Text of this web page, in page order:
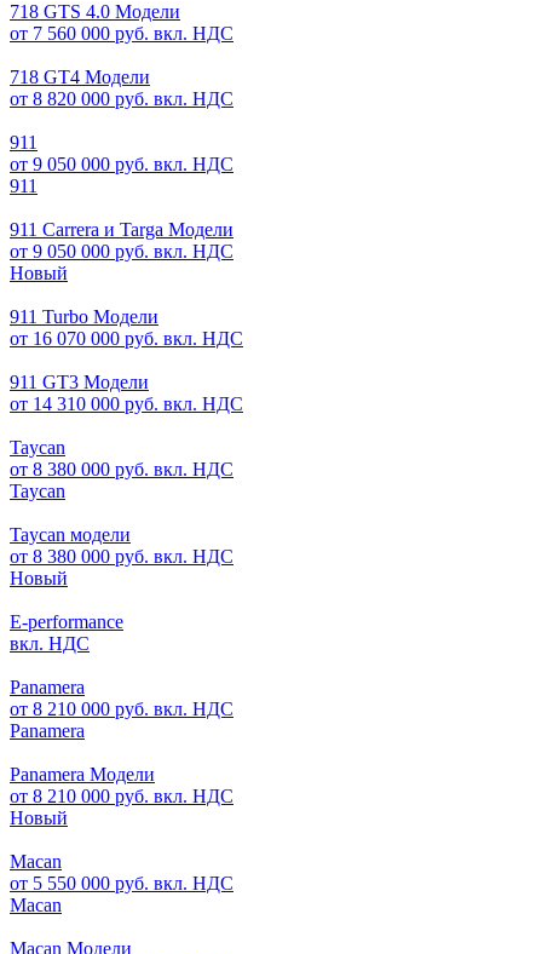
718 GTS 4.0 Модели
от 7 560 000 руб. вкл. НДС
718 GT4 Модели
от 8 820 000 руб. вкл. НДС
911
от 9 050 000 руб. вкл. НДС
911
911 Carrera и Targa Модели
от 9 050 000 руб. вкл. НДС
Новый
911 Turbo Модели
от 16 070 000 руб. вкл. НДС
911 GT3 Модели
от 14 310 000 руб. вкл. НДС
Taycan
от 8 380 000 руб. вкл. НДС
Taycan
Taycan модели
от 8 380 000 руб. вкл. НДС
Новый
E-performance
вкл. НДС
Panamera
от 8 210 000 руб. вкл. НДС
Panamera
Panamera Модели
от 8 210 000 руб. вкл. НДС
Новый
Macan
от 5 550 000 руб. вкл. НДС
Macan
Macan Модели